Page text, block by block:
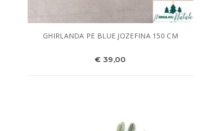
GHIRLANDA PE BLUE JOZEFINA 150 CM
€ 39,00